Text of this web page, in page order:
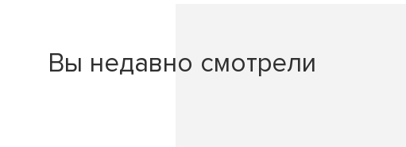
Вы недавно смотрели